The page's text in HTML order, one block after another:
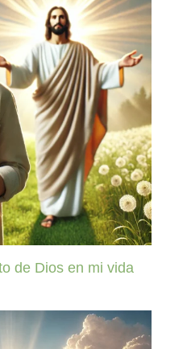
de Dios en mi vida